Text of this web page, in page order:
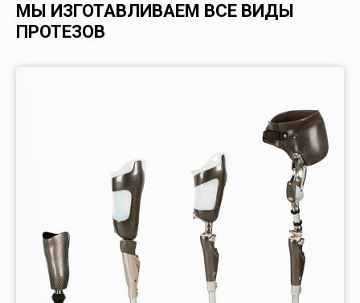
МЫ ИЗГОТАВЛИВАЕМ ВСЕ ВИДЫ
ПРОТЕЗОВ